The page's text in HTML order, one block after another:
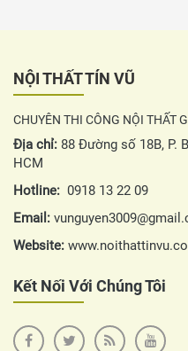
NỘI THẤT TÍN VŨ
CHUYÊN THI CÔNG NỘI THẤT
Địa chỉ: 88 Đường số 18B, P.
HCM
Hotline: 0918 13 22 09
Email:
Website:
Kết Nối Với Chúng Tôi